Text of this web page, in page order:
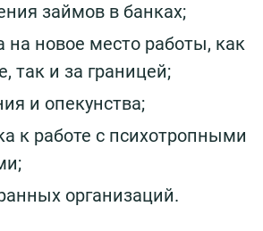
займов в банках;
на новое место работы, как
так и за границей;
и опекунства;
к работе с психотропными
организаций.